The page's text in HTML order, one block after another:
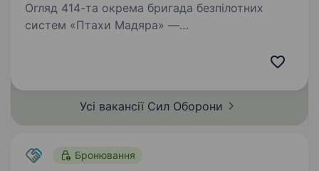
Огляд 414-та окрема бригада безпілотних
систем «Птахи Мадяра» —
розвідувальних безпілотних…
Усі вакансії Сил Оборони
Бронювання